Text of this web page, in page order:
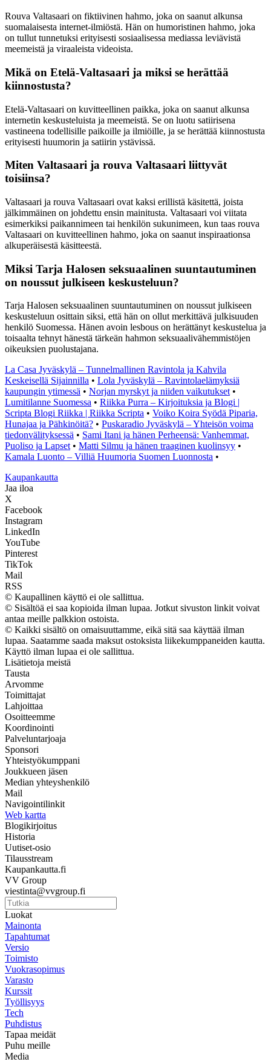
Rouva Valtasaari on fiktiivinen hahmo, joka on saanut alkunsa
suomalaisesta internet-ilmiöstä. Hän on humoristinen hahmo, joka
on tullut tunnetuksi erityisesti sosiaalisessa mediassa leviävistä
meemeistä ja viraaleista videoista.
Mikä on Etelä-Valtasaari ja miksi se herättää
kiinnostusta?
Etelä-Valtasaari on kuvitteellinen paikka, joka on saanut alkunsa
internetin keskusteluista ja meemeistä. Se on luotu satiirisena
vastineena todellisille paikoille ja ilmiöille, ja se herättää kiinnostusta
erityisesti huumorin ja satiirin ystävissä.
Miten Valtasaari ja rouva Valtasaari liittyvät
toisiinsa?
Valtasaari ja rouva Valtasaari ovat kaksi erillistä käsitettä, joista
jälkimmäinen on johdettu ensin mainitusta. Valtasaari voi viitata
esimerkiksi paikannimeen tai henkilön sukunimeen, kun taas rouva
Valtasaari on kuvitteellinen hahmo, joka on saanut inspiraationsa
alkuperäisestä käsitteestä.
Miksi Tarja Halosen seksuaalinen suuntautuminen
on noussut julkiseen keskusteluun?
Tarja Halosen seksuaalinen suuntautuminen on noussut julkiseen
keskusteluun osittain siksi, että hän on ollut merkittävä julkisuuden
henkilö Suomessa. Hänen avoin lesbous on herättänyt keskustelua ja
toisaalta tehnyt hänestä tärkeän hahmon seksuaalivähemmistöjen
oikeuksien puolustajana.
La Casa Jyväskylä – Tunnelmallinen Ravintola ja Kahvila
Keskeisellä Sijainnilla • Lola Jyväskylä – Ravintolaelämyksiä
kaupungin ytimessä • Norjan myrskyt ja niiden vaikutukset •
Lumitilanne Suomessa • Riikka Purra – Kirjoituksia ja Blogi |
Scripta Blogi Riikka | Riikka Scripta • Voiko Koira Syödä Piparia,
Hunajaa ja Pähkinöitä? • Puskaradio Jyväskylä – Yhteisön voima
tiedonvälityksessä • Sami Itani ja hänen Perheensä: Vanhemmat,
Puoliso ja Lapset • Matti Silmu ja hänen traaginen kuolinsyy •
Kamala Luonto – Villiä Huumoria Suomen Luonnosta •
Kaupankautta
Jaa iloa
X
Facebook
Instagram
LinkedIn
YouTube
Pinterest
TikTok
Mail
RSS
© Kaupallinen käyttö ei ole sallittua.
© Sisältöä ei saa kopioida ilman lupaa. Jotkut sivuston linkit voivat
antaa meille palkkion ostoista.
© Kaikki sisältö on omaisuuttamme, eikä sitä saa käyttää ilman
lupaa. Saatamme saada maksut ostoksista liikekumppaneiden kautta.
Käyttö ilman lupaa ei ole sallittua.
Lisätietoja meistä
Tausta
Arvomme
Toimittajat
Lahjoittaa
Osoitteemme
Koordinointi
Palveluntarjoaja
Sponsori
Yhteistyökumppani
Joukkueen jäsen
Median yhteyshenkilö
Mail
Navigointilinkit
Web kartta
Blogikirjoitus
Historia
Uutiset-osio
Tilausstream
Kaupankautta.fi
VV Group
viestinta@vvgroup.fi
Luokat
Mainonta
Tapahtumat
Versio
Toimisto
Vuokrasopimus
Varasto
Kurssit
Työllisyys
Tech
Puhdistus
Tapaa meidät
Puhu meille
Media